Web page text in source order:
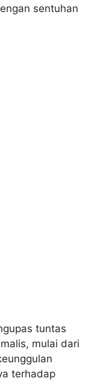
sentuhan
tuntas
mulai dari
terhadap